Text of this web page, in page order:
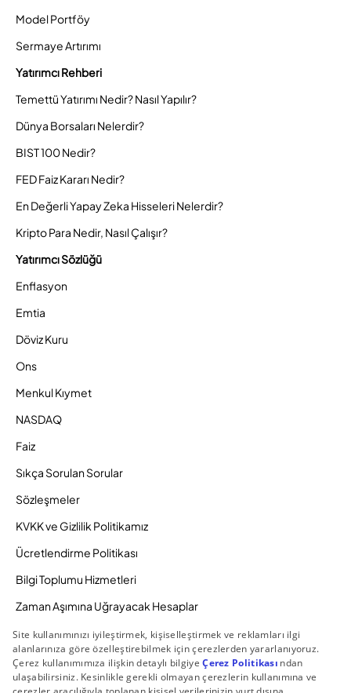
Model Portföy
Sermaye Artırımı
Yatırımcı Rehberi
Temettü Yatırımı Nedir? Nasıl Yapılır?
Dünya Borsaları Nelerdir?
BIST 100 Nedir?
FED Faiz Kararı Nedir?
En Değerli Yapay Zeka Hisseleri Nelerdir?
Kripto Para Nedir, Nasıl Çalışır?
Yatırımcı Sözlüğü
Enflasyon
Emtia
Döviz Kuru
Ons
Menkul Kıymet
NASDAQ
Faiz
Sıkça Sorulan Sorular
Sözleşmeler
KVKK ve Gizlilik Politikamız
Ücretlendirme Politikası
Bilgi Toplumu Hizmetleri
Zaman Aşımına Uğrayacak Hesaplar
Duyurular ve Kampanyalar